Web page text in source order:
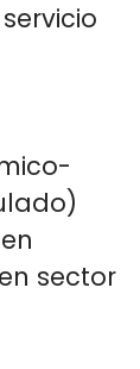
sector